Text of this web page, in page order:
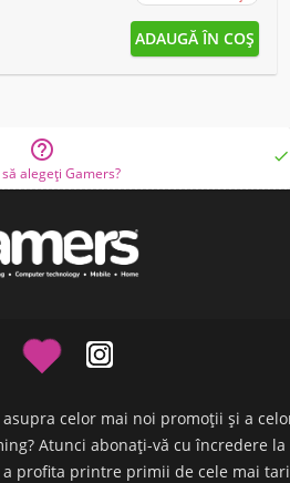

alegeți Gamers?

celor mai noi promoții și a
Atunci abonați-vă cu încredere la
profita printre primii de cele mai tari